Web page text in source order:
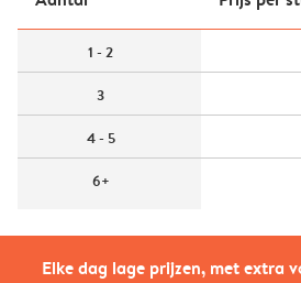
Elke dag lage prijzen, met extra
1 - 2
3
4 - 5
6+